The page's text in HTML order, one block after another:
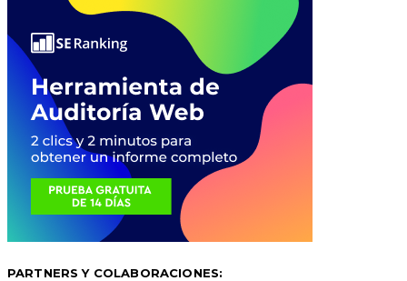
PARTNERS Y COLABORACIONES: